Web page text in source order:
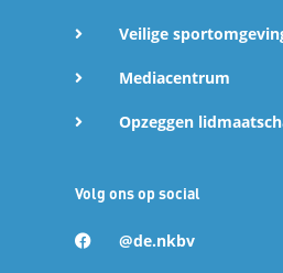
Veilige
Mediacentrum
Opzeggen
Volg ons op social
@de.nkbv